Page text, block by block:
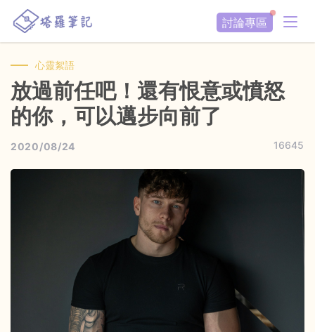
討論專區
心靈絮語
放過前任吧！還有恨意或憤怒
的你，可以邁步向前了
2020/08/24 16645